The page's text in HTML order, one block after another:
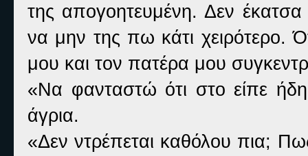
της απογοητευμένη. Δεν
να μην της πω κάτι χειρότερο.
μου και τον πατέρα μου
«Να φανταστώ ότι στο είπε
άγρια.
«Δεν ντρέπεται καθόλου πια;